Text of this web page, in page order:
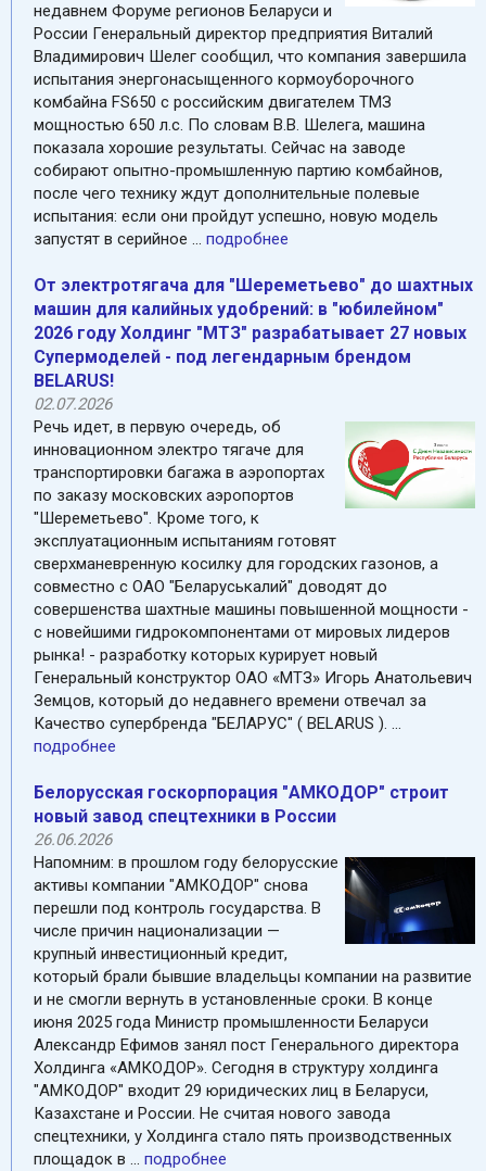
недавнем Форуме регионов Беларуси и
России Генеральный директор предприятия Виталий
Владимирович Шелег сообщил, что компания завершила
испытания энергонасыщенного кормоуборочного
комбайна FS650 с российским двигателем ТМЗ
мощностью 650 л.с. По словам В.В. Шелега, машина
показала хорошие результаты. Сейчас на заводе
собирают опытно-промышленную партию комбайнов,
после чего технику ждут дополнительные полевые
испытания: если они пройдут успешно, новую модель
запустят в серийное ... подробнее
От электротягача для "Шереметьево" до шахтных
машин для калийных удобрений: в "юбилейном"
2026 году Холдинг "МТЗ" разрабатывает 27 новых
Супермоделей - под легендарным брендом
BELARUS!
02.07.2026
Речь идет, в первую очередь, об
инновационном электро тягаче для
транспортировки багажа в аэропортах
по заказу московских аэропортов
"Шереметьево". Кроме того, к
эксплуатационным испытаниям готовят
сверхманевренную косилку для городских газонов, а
совместно с ОАО "Беларуськалий" доводят до
совершенства шахтные машины повышенной мощности -
с новейшими гидрокомпонентами от мировых лидеров
рынка! - разработку которых курирует новый
Генеральный конструктор ОАО «МТЗ» Игорь Анатольевич
Земцов, который до недавнего времени отвечал за
Качество супербренда "БЕЛАРУС" ( BELARUS ). ...
подробнее
Белорусская госкорпорация "АМКОДОР" строит
новый завод спецтехники в России
26.06.2026
Напомним: в прошлом году белорусские
активы компании "АМКОДОР" снова
перешли под контроль государства. В
числе причин национализации —
крупный инвестиционный кредит,
который брали бывшие владельцы компании на развитие
и не смогли вернуть в установленные сроки. В конце
июня 2025 года Министр промышленности Беларуси
Александр Ефимов занял пост Генерального директора
Холдинга «АМКОДОР». Сегодня в структуру холдинга
"АМКОДОР" входит 29 юридических лиц в Беларуси,
Казахстане и России. Не считая нового завода
спецтехники, у Холдинга стало пять производственных
площадок в ... подробнее